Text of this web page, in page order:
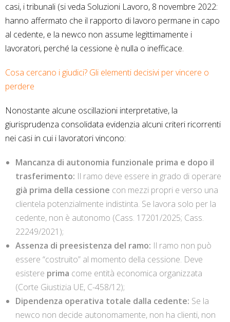
casi, i tribunali (si veda Soluzioni Lavoro, 8 novembre 2022:
hanno affermato che il rapporto di lavoro permane in capo
al cedente, e la newco non assume legittimamente i
lavoratori, perché la cessione è nulla o inefficace.
Cosa cercano i giudici? Gli elementi decisivi per vincere o
perdere
Nonostante alcune oscillazioni interpretative, la
giurisprudenza consolidata evidenzia alcuni criteri ricorrenti
nei casi in cui i lavoratori vincono:
Mancanza di autonomia funzionale prima e dopo il
trasferimento: Il ramo deve essere in grado di operare
già prima della cessione con mezzi propri e verso una
clientela potenzialmente indistinta. Se lavora solo per la
cedente, non è autonomo (Cass. 17201/2025; Cass.
22249/2021);
Assenza di preesistenza del ramo: Il ramo non può
essere “costruito” al momento della cessione. Deve
esistere prima come entità economica organizzata
(Corte Giustizia UE, C-458/12);
Dipendenza operativa totale dalla cedente: Se la
newco non decide autonomamente, non ha clienti, non